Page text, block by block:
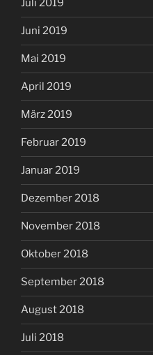
Juli 2019
Juni 2019
Mai 2019
April 2019
März 2019
Februar 2019
Januar 2019
Dezember 2018
November 2018
Oktober 2018
September 2018
August 2018
Juli 2018